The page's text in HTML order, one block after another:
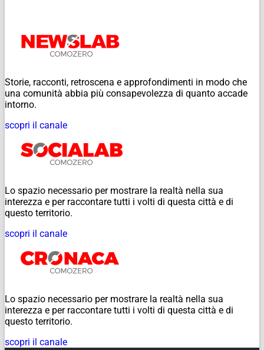
Storie, racconti, retroscena e approfondimenti in modo che
una comunità abbia più consapevolezza di quanto accade
intorno.
scopri il canale
Lo spazio necessario per mostrare la realtà nella sua
interezza e per raccontare tutti i volti di questa città e di
questo territorio.
scopri il canale
Lo spazio necessario per mostrare la realtà nella sua
interezza e per raccontare tutti i volti di questa città e di
questo territorio.
scopri il canale